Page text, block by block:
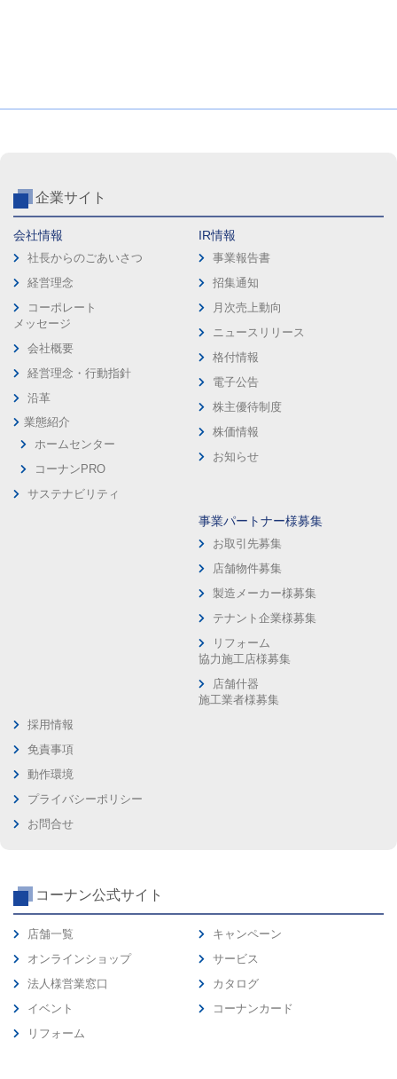
企業サイト
会社情報
社長からのごあいさつ
経営理念
コーポレート
メッセージ
会社概要
経営理念・行動指針
沿革
業態紹介
ホームセンター
コーナンPRO
サステナビリティ
IR情報
事業報告書
招集通知
月次売上動向
ニュースリリース
格付情報
電子公告
株主優待制度
株価情報
お知らせ
事業パートナー様募集
お取引先募集
店舗物件募集
製造メーカー様募集
テナント企業様募集
リフォーム
協力施工店様募集
店舗什器
施工業者様募集
採用情報
免責事項
動作環境
プライバシーポリシー
お問合せ
コーナン公式サイト
店舗一覧
オンラインショップ
法人様営業窓口
イベント
リフォーム
キャンペーン
サービス
カタログ
コーナンカード